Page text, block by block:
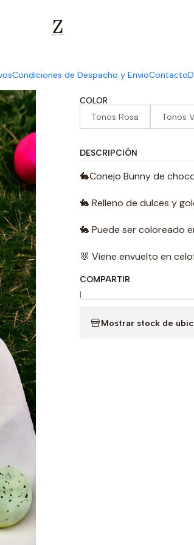
Condiciones de Despacho y EnvioContacto
COLOR
Tonos Rosa Tonos
DESCRIPCIÓN
🐇Conejo Bunny de
🐇 Relleno de dulces y
🐇 Puede ser coloreado
🐰 Viene envuelto en
COMPARTIR
|
Mostrar stock de